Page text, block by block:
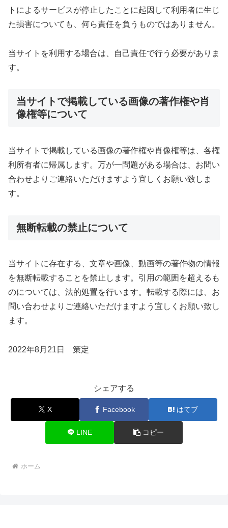
トによるサービスが停止したことに起因して利用者に生じ
た損害についても、何ら責任を負うものではありません。
当サイトを利用する場合は、自己責任で行う必要がありま
す。
当サイトで掲載している画像の著作権や肖
像権等について
当サイトで掲載している画像の著作権や肖像権等は、各権
利所有者に帰属します。万が一問題がある場合は、お問い
合わせよりご連絡いただけますよう宜しくお願い致しま
す。
無断転載の禁止について
当サイトに存在する、文章や画像、動画等の著作物の情報
を無断転載することを禁止します。引用の範囲を超えるも
のについては、法的処置を行います。転載する際には、お
問い合わせよりご連絡いただけますよう宜しくお願い致し
ます。
2022年8月21日 策定
シェアする
X Facebook はてブ
LINE コピー
ホーム